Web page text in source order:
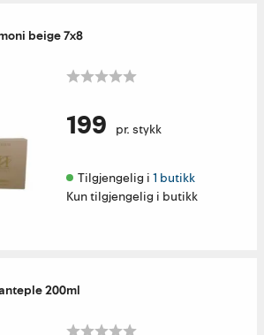
beige 7x8
199 pr. stykk
Tilgjengelig i 1 butikk
Kun tilgjengelig i butikk
200ml